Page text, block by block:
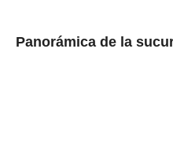
Panorámica de la